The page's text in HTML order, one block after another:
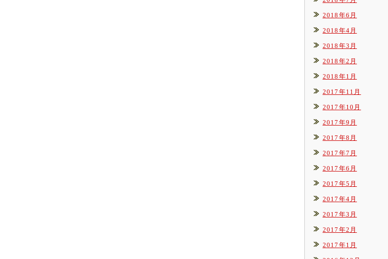
2018年6月
2018年4月
2018年3月
2018年2月
2018年1月
2017年11月
2017年10月
2017年9月
2017年8月
2017年7月
2017年6月
2017年5月
2017年4月
2017年3月
2017年2月
2017年1月